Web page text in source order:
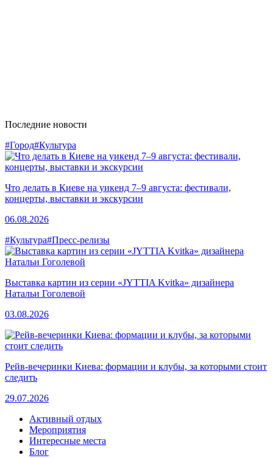
Последние новости
#Город#Культура
Что делать в Киеве на уикенд 7–9 августа: фестивали,
концерты, выставки и экскурсии
06.08.2026
#Культура#Пресс-релизы
Выставка картин из серии «JYTTIA Kvitka» дизайнера
Натальи Гоголевой
03.08.2026
Рейв-вечеринки Киева: формации и клубы, за которыми стоит
следить
29.07.2026
Активный отдых
Мероприятия
Интересные места
Блог